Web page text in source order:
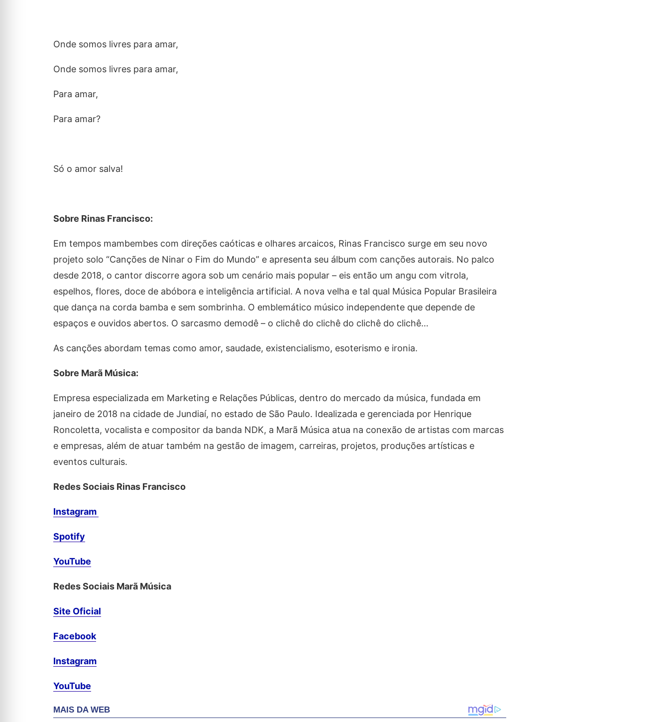
Onde somos livres para amar,
Onde somos livres para amar,
Para amar,
Para amar?
Só o amor salva!
Sobre Rinas Francisco:
Em tempos mambembes com direções caóticas e olhares arcaicos, Rinas Francisco surge em seu novo
projeto solo “Canções de Ninar o Fim do Mundo” e apresenta seu álbum com canções autorais. No palco
desde 2018, o cantor discorre agora sob um cenário mais popular – eis então um angu com vitrola,
espelhos, flores, doce de abóbora e inteligência artificial. A nova velha e tal qual Música Popular Brasileira
que dança na corda bamba e sem sombrinha. O emblemático músico independente que depende de
espaços e ouvidos abertos. O sarcasmo demodê – o clichê do clichê do clichê do clichê…
As canções abordam temas como amor, saudade, existencialismo, esoterismo e ironia.
Sobre Marã Música:
Empresa especializada em Marketing e Relações Públicas, dentro do mercado da música, fundada em
janeiro de 2018 na cidade de Jundiaí, no estado de São Paulo. Idealizada e gerenciada por Henrique
Roncoletta, vocalista e compositor da banda NDK, a Marã Música atua na conexão de artistas com marcas
e empresas, além de atuar também na gestão de imagem, carreiras, projetos, produções artísticas e
eventos culturais.
Redes Sociais Rinas Francisco
Instagram
Spotify
YouTube
Redes Sociais Marã Música
Site Oficial
Facebook
Instagram
YouTube